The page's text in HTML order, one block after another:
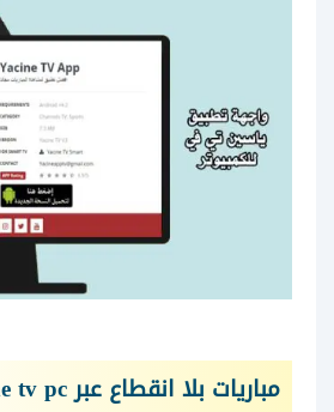
مباريات بلا انقطاع عبر yacine tv pc